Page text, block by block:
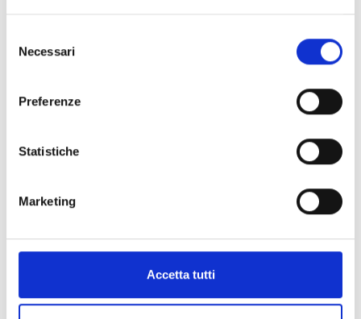
delNecessari
Preferenze
Statistiche
Marketing
Accetta tutti
LA DOCENTE DEL WORKSHOP